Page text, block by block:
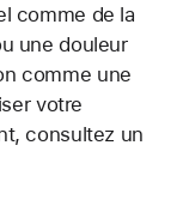
comme de la
une douleur
comme une
votre
consultez un